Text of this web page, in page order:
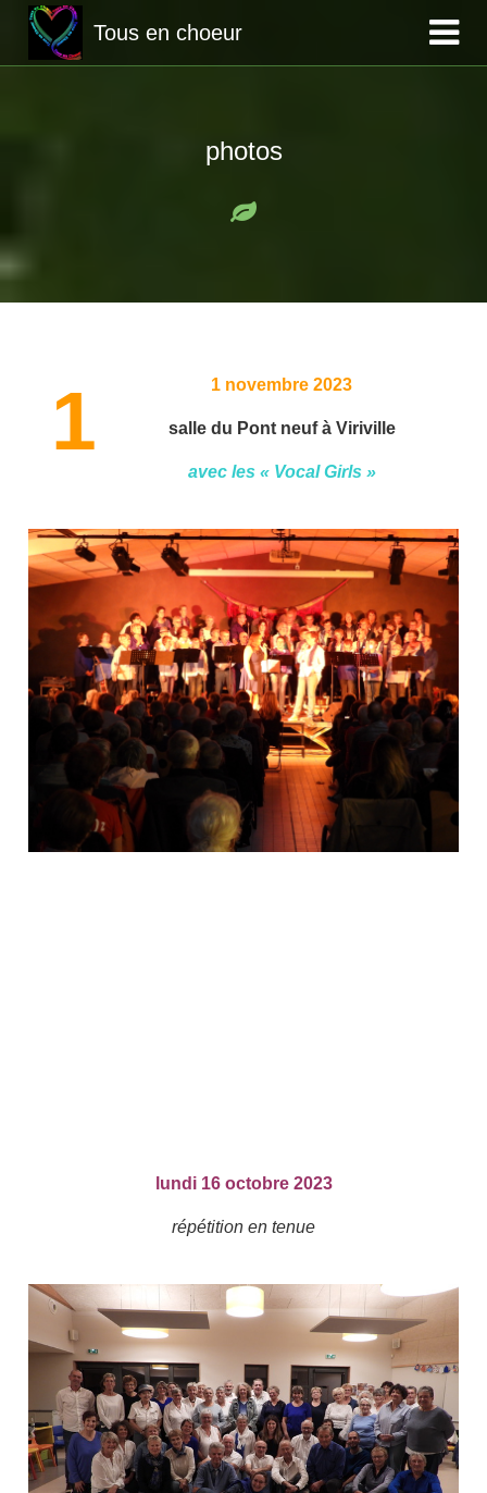
Tous en choeur
photos
11 novembre 2023
salle du Pont neuf à Viriville
avec les « Vocal Girls »
lundi 16 octobre 2023
répétition en tenue